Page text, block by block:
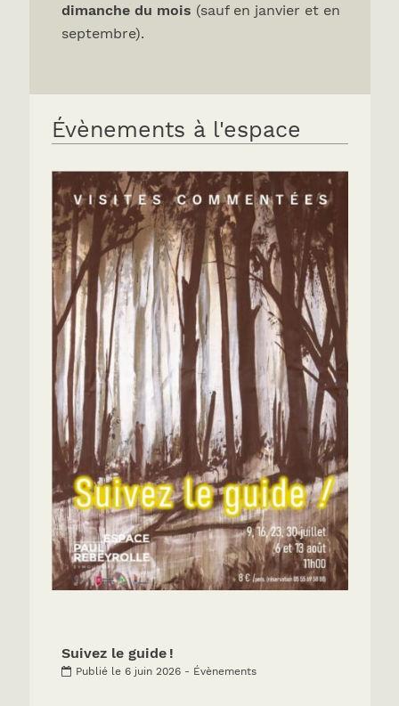
dimanche du mois (sauf en janvier et en
septembre).
Évènements à l'espace
Suivez le guide !
Publié le 6 juin 2026 - Évènements